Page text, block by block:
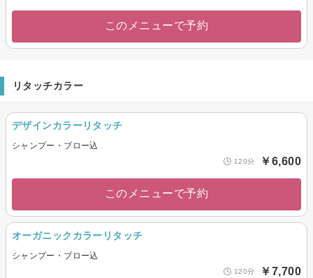
このメニューで予約
リタッチカラー
デザインカラーリタッチ
シャンプー・ブロー込
120分 ￥6,600
このメニューで予約
オーガニックカラーリタッチ
シャンプー・ブロー込
120分 ￥7,700